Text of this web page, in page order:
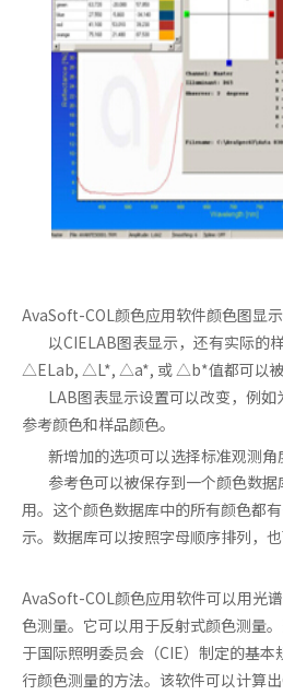
AvaSoft-COL颜色应用软件颜色图显示
以CIELAB图表显示，还有实际的
△ELab, △L*, △a*, 或 △b*值都可以被
LAB图表显示设置可以改变，例如
参考颜色和样品颜色。
新增加的选项可以选择标准观测角
参考色可以被保存到一个颜色数据
用。这个颜色数据库中的所有颜色都
示。数据库可以按照字母顺序排列，
AvaSoft-COL颜色应用软件可以用光
色测量。它可以用于反射式颜色测量
于国际照明委员会（CIE）制定的基
行颜色测量的方法。该软件可以计算